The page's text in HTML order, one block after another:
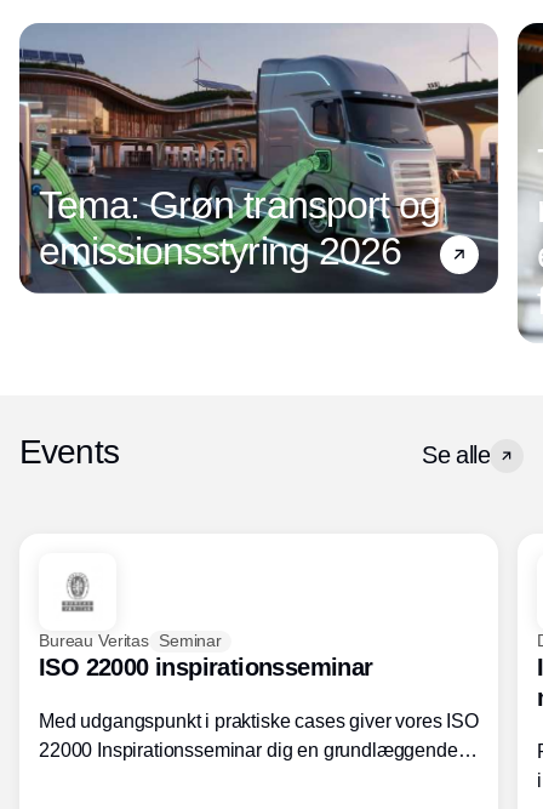
Tema: Grøn transport og
emissionsstyring 2026
Events Se alle
Bureau Veritas Seminar
ISO 22000 inspirationsseminar
Med udgangspunkt i praktiske cases giver vores ISO
22000 Inspirationsseminar dig en grundlæggende